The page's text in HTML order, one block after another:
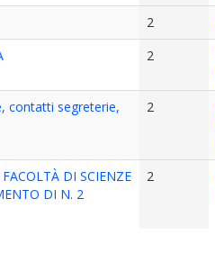
2
2
contatti segreterie,
2
DI SCIENZE
DI N. 2
2